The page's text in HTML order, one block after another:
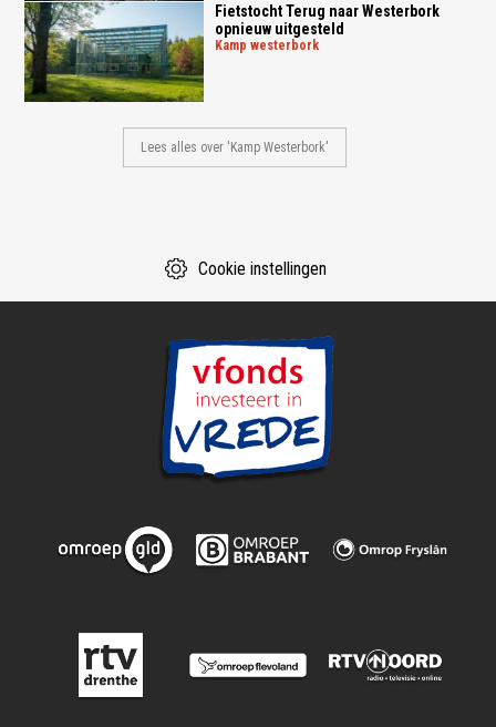
Fietstocht Terug naar Westerbork
opnieuw uitgesteld
kamp westerbork
Lees alles over 'Kamp Westerbork'
Cookie instellingen